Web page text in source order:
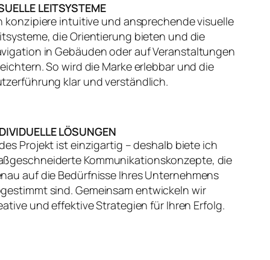
LEITSYSTEME
konzipiere intuitive und ansprechende visuelle
die Orientierung bieten und die
in Gebäuden oder auf Veranstaltungen
So wird die Marke erlebbar und die
klar und verständlich.
LÖSUNGEN
Projekt ist einzigartig – deshalb biete ich
Kommunikationskonzepte, die
auf die Bedürfnisse Ihres Unternehmens
sind. Gemeinsam entwickeln wir
und effektive Strategien für Ihren Erfolg.